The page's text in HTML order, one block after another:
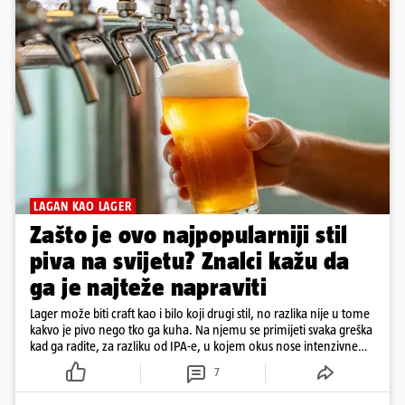
LAGAN KAO LAGER
Zašto je ovo najpopularniji stil
piva na svijetu? Znalci kažu da
ga je najteže napraviti
Lager može biti craft kao i bilo koji drugi stil, no razlika nije u tome
kakvo je pivo nego tko ga kuha. Na njemu se primijeti svaka greška
kad ga radite, za razliku od IPA-e, u kojem okus nose intenzivne
7